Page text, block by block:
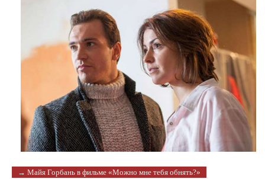
→ Майя Горбань в фильме «Можно мне тебя обнять?»